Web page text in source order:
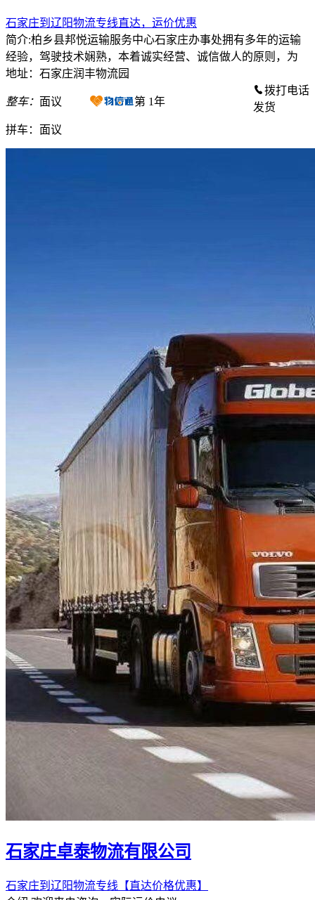
石家庄到辽阳物流专线直达，运价优惠
简介:柏乡县邦悦运输服务中心石家庄办事处拥有多年的运输
经验，驾驶技术娴熟，本着诚实经营、诚信做人的原则，为
地址：石家庄润丰物流园
整车： 面议
拼车： 面议
第 1年
拨打电话
发货
石家庄卓泰物流有限公司
石家庄到辽阳物流专线【直达价格优惠】